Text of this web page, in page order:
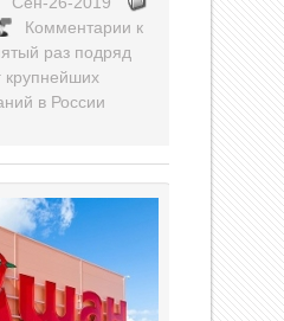
Комментарии к
раз подряд
крупнейших
в России